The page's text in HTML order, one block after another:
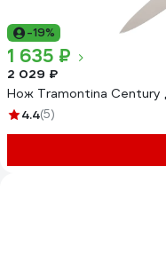
-19%
1 635 ₽
2 029 ₽
Нож Tramontina Century
4.4(5)